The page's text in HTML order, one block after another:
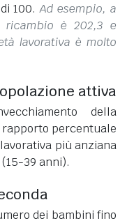
100.Ad esempio, a
ricambio è 202,3 e
lavorativa è molto
attiva
della
percentuale
più anziana
39 anni).
dei bambini fino